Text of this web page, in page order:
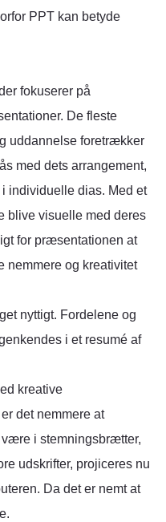
PPT kan betyde
fokuserer på
De fleste
uddannelse foretrækker
med dets arrangement,
individuelle dias. Med et
blive visuelle med deres
for præsentationen at
nemmere og kreativitet
nyttigt. Fordelene og
i et resumé af
kreative
det nemmere at
i stemningsbrætter,
udskrifter, projiceres nu
Da det er nemt at